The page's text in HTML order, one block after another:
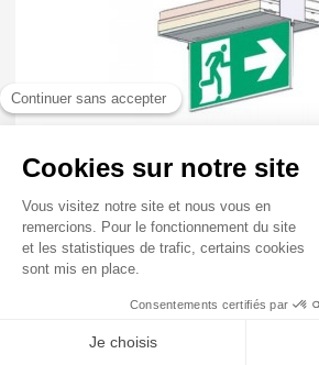
Porte sérigraphie saillie plafond
dte...
40,81 € HT